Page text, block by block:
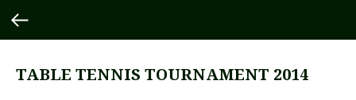
TABLE TENNIS TOURNAMENT 2014